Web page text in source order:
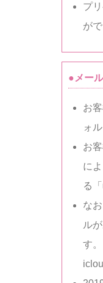
プ
が
●メー
お
ォ
お
に
る
な
ル
す。